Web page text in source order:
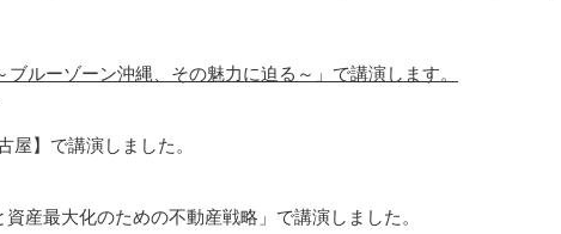
ルーゾーン沖縄、その魅力に迫る～」で講演します。
】で講演しました。
産最大化のための不動産戦略」で講演しました。